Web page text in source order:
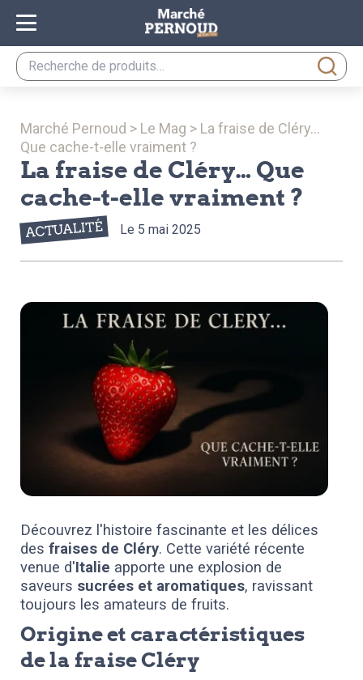
Recherche
pour :
Marché Pernoud > Le Mag > La fraise de Cléry…
Que cache-t-elle vraiment ?
La fraise de Cléry… Que
cache-t-elle vraiment ?
ACTUALITÉ Le 5 mai 2025
Découvrez l'histoire fascinante et les délices
des fraises de Cléry. Cette variété récente
venue d'Italie apporte une explosion de
saveurs sucrées et aromatiques, ravissant
toujours les amateurs de fruits.
Origine et caractéristiques
de la fraise Cléry